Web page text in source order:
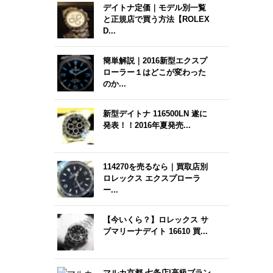
デイトナ定価｜モデル別一覧
と正規店で買う方法【ROLEX
D...
簡単解説｜2016新型エクスプ
ローラー１はどこが変わった
のか...
新型デイトナ 116500LN 遂に
発表！！2016年夏発売...
114270を売るなら｜買取店別
ロレックス エクスプローラ
ー...
【今いくら？】ロレックス サ
ブマリーナデイト 16610 買...